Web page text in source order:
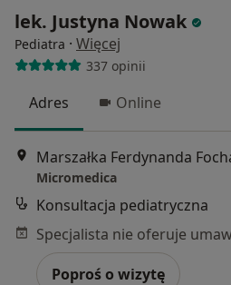
lek. Justyna Nowak
Pediatra · Więcej
337 opinii
Adres Online
Marszałka Ferdynanda
Micromedica
Konsultacja pediatryczna
Poproś o wizytę